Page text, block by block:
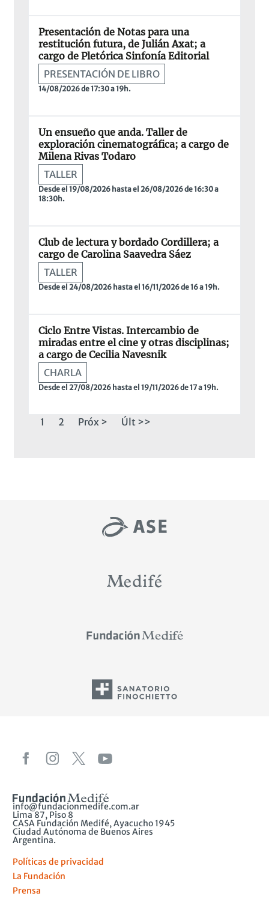
Presentación de Notas para una
restitución futura, de Julián Axat; a
cargo de Pletórica Sinfonía Editorial
PRESENTACIÓN DE LIBRO
14/08/2026 de 17:30 a 19h.
Un ensueño que anda. Taller de
exploración cinematográfica; a cargo de
Milena Rivas Todaro
TALLER
Desde el 19/08/2026 hasta el 26/08/2026 de 16:30 a
18:30h.
Club de lectura y bordado Cordillera; a
cargo de Carolina Saavedra Sáez
TALLER
Desde el 24/08/2026 hasta el 16/11/2026 de 16 a 19h.
Ciclo Entre Vistas. Intercambio de
miradas entre el cine y otras disciplinas;
a cargo de Cecilia Navesnik
CHARLA
Desde el 27/08/2026 hasta el 19/11/2026 de 17 a 19h.
Paginación
Page
1 Page
2
Próxima
Próx >
ültima
Últ >>
info@fundacionmedife.com.ar
Lima 87, Piso 8
CASA Fundación Medifé, Ayacucho 1945
Ciudad Autónoma de Buenos Aires
Argentina.
Políticas de privacidad
La Fundación
Prensa